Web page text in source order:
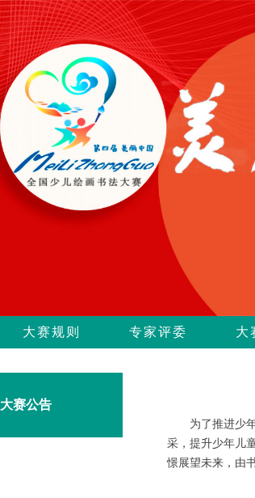
大赛规则 专家评委 大
大赛公告
为了推进少年
采，提升少年儿
憬展望未来，由